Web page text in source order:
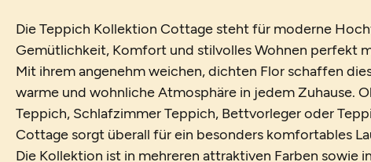
Die Teppich Kollektion Cottage steht für moderne
Gemütlichkeit, Komfort und stilvolles Wohnen perfekt
Mit ihrem angenehm weichen, dichten Flor schaffen
warme und wohnliche Atmosphäre in jedem Zuhause.
Teppich, Schlafzimmer Teppich, Bettvorleger oder
Cottage sorgt überall für ein besonders komfortables
Die Kollektion ist in mehreren attraktiven Farben sowie